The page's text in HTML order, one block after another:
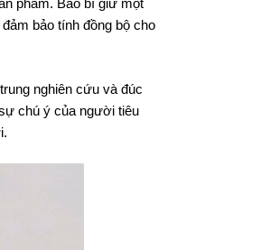
phẩm. Bao bì giữ một
bảo tính đồng bộ cho
nghiên cứu và đúc
chú ý của người tiêu